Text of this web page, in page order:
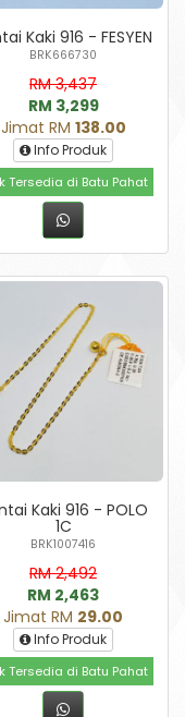
Kaki 916 - FESYEN
BRK666730
RM 3,437
RM 3,299
Jimat RM 138.00
Info Produk
Tersedia di Batu Pahat
Kaki 916 - POLO
1C
BRK1007416
RM 2,492
RM 2,463
Jimat RM 29.00
Info Produk
Tersedia di Batu Pahat